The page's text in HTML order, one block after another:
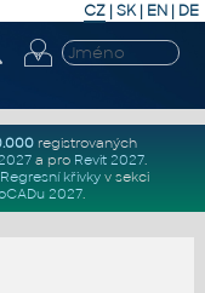
CZ | SK| EN | DE
registrovaných
a pro Revit 2027.
Regresní křivkyv sekci
2027.